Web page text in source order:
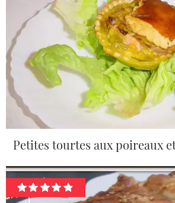
Petites tourtes aux poireaux